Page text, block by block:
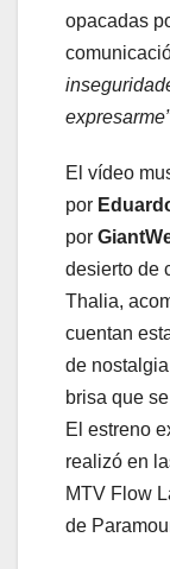
opacadas
El vídeo
por
por
desierto de
Thalia,
cuentan
de
brisa que
El estreno
realizó en
MTV Flow
de